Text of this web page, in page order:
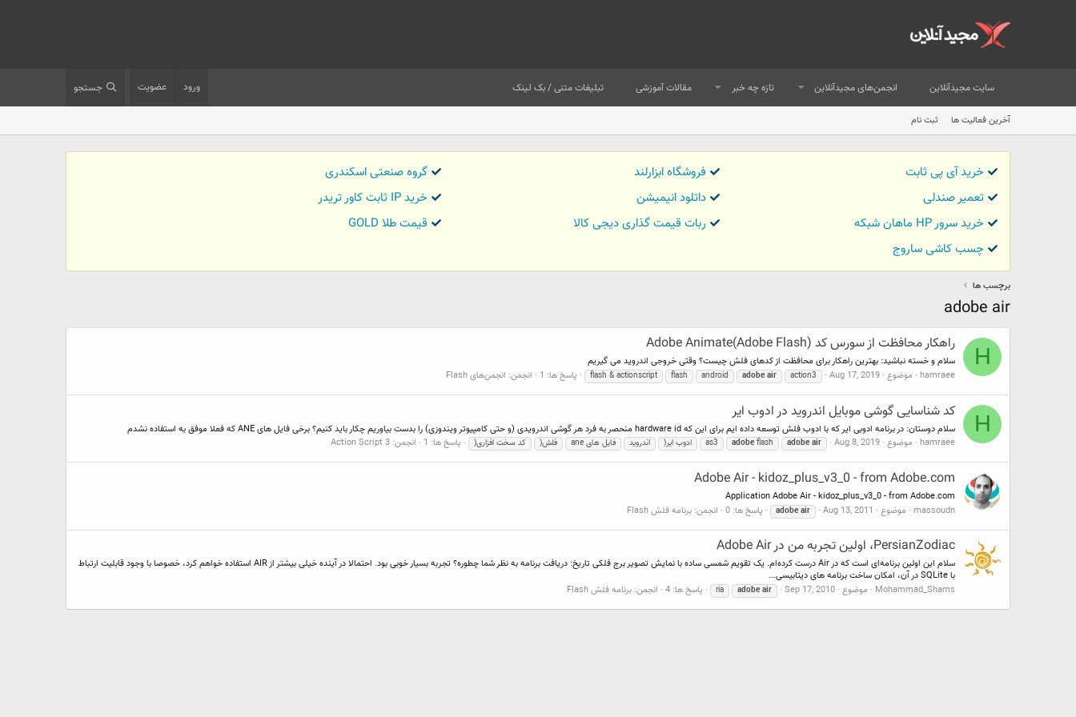
سایت مجیدآنلاین انجمن‌های مجیدآنلاین تازه چه خبر مقالات آموزشی تبلیغات متنی / بک لینک ورود عضویت جستجو
آخرین فعالیت ها ثبت نام
خرید آی پی ثابت فروشگاه ابزارلند
گروه صنعتی اسکندری
تعمیر صندلی
داتلود انیمیشن
خرید IP ثابت کاور تریدر
خرید سرور HP ماهان شبکه
ربات قیمت گذاری دیجی کالا
قیمت طلا GOLD
چسب کاشی ساروج
برچسب ها
adobe air
H
راهکار محافظت از سورس کد Adobe Animate(Adobe Flash)
سلام و خسته نباشید: بهترین راهکار برای محافظت از کدهای فلش چیست؟ وقتی خروجی اندروید می گیریم
hamraee موضوع Aug 17, 2019
action3
adobe air
android
flash
flash & actionscript پاسخ ها: 1 انجمن: انجمن‌های Flash
H کد شناسایی گوشی موبایل اندروید در ادوب ایر
سلام دوستان: در برنامه ادوبی ایر که با ادوب فلش توسعه داده ایم برای این که hardware id منحصر به فرد هر گوشی اندرویدی (و حتی کامپیوتر ویندوزی) را بدست بیاوریم چکار باید کنیم؟ برخی فایل های ANE که فعلا موفق به استفاده نشدم
hamraee موضوع Aug 8, 2019
adobe air
adobe flash
as3 ادوب ایر( اندروید فایل های ane فلش( کد سخت افزاری( پاسخ ها: 1 انجمن: Action Script 3
Adobe Air - kidoz_plus_v3_0 - from Adobe.com
Application Adobe Air - kidoz_plus_v3_0 - from Adobe.com
massoudn موضوع Aug 13, 2011
adobe air پاسخ ها: 0 انجمن: برنامه فلش Flash
PersianZodiac، اولین تجربه من در Adobe Air
سلام این اولین برنامه‌ای است که در Air درست کرده‌ام. یک تقویم شمسی ساده با نمایش تصویر برج فلکی تاریخ: دریافت برنامه به نظر شما چطوره؟ تجربه بسیار خوبی بود. احتمالا در آینده خیلی بیشتر از AIR استفاده خواهم کرد، خصوصا با وجود قابلیت ارتباط
با SQLite در آن، امکان ساخت برنامه های دیتابیسی...
Mohammad_Shams
موضوع Sep 17, 2010
adobe air
ria پاسخ ها: 4 انجمن: برنامه فلش Flash